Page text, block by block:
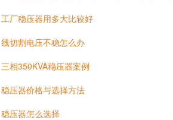
工厂稳压器用多大比较好
线切割电压不稳怎么办
三相350KVA稳压器案例
稳压器价格与选择方法
稳压器怎么选择